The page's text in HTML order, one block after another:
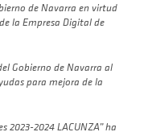
de Navarra en virtud
la Empresa Digital de
Gobierno de Navarra al
para mejora de la
2023-2024 LACUNZA” ha